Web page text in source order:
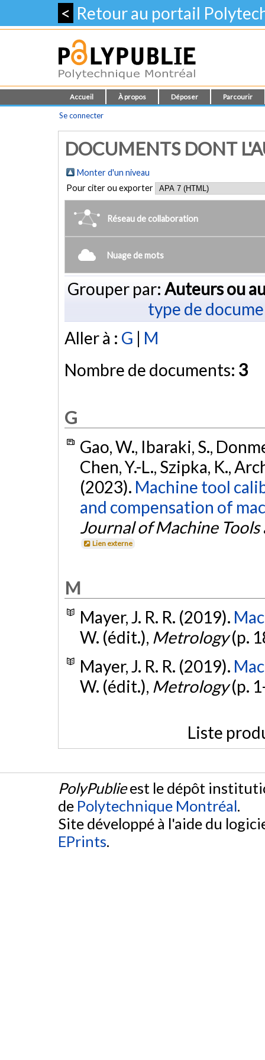
< Retour au portail
Accueil À propos Déposer Parcourir
Se connecter
DOCUMENTS DONT
Monter d'un niveau
Pour citer ou exporter
Réseau de collaboration
Nuage de mots
Grouper par: Auteurs ou
type de
Aller à : G | M
Nombre de documents: 3
G
Gao, W., Ibaraki, S.,
Chen, Y.-L., Szipka, K.,
(2023). Machine tool
and compensation of
Journal of Machine
Lien externe
M
Mayer, J. R. R. (2019).
W. (édit.), Metrology(p.
Mayer, J. R. R. (2019).
W. (édit.), Metrology(p.
Liste
PolyPublieest le dépôt
de Polytechnique Montréal.
Site développé à l'aide du
EPrints.